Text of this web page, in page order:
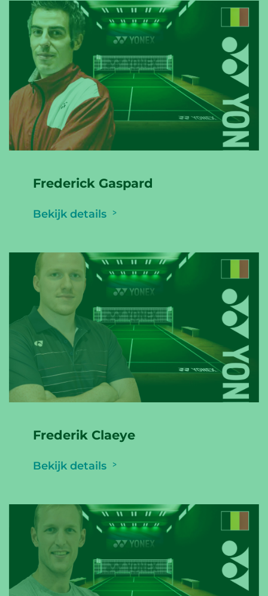
Frederick Gaspard
Bekijk details
Frederik Claeye
Bekijk details